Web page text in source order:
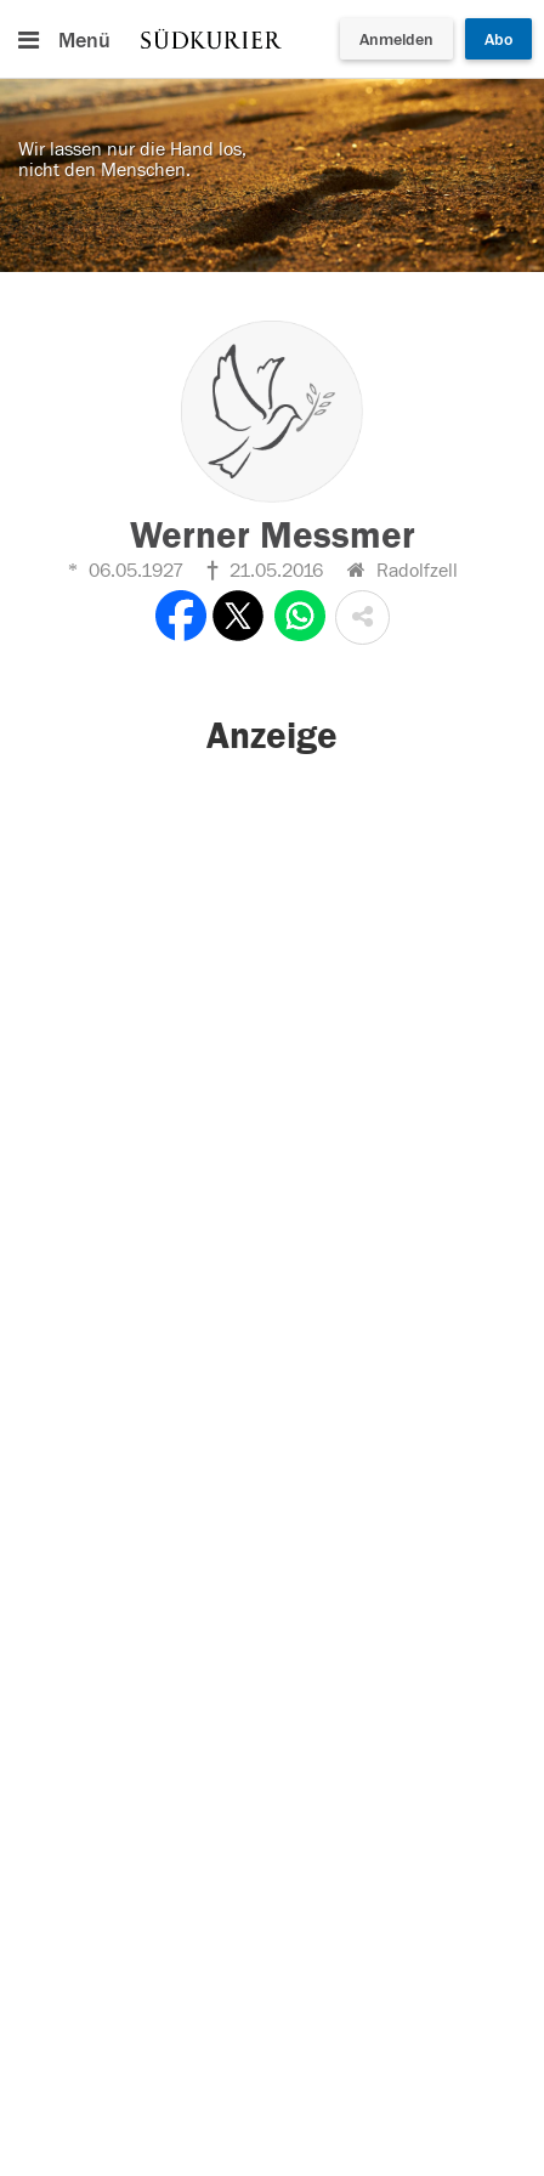
Menü Anmelden Abo
Wir lassen nur die Hand los,
nicht den Menschen.
Werner Messmer
06.05.1927 21.05.2016 Radolfzell
Anzeige